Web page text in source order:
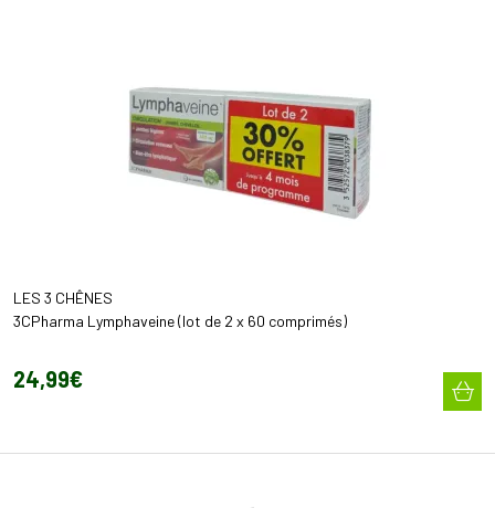
LES 3 CHÊNES
3CPharma Lymphaveine (lot de 2 x 60 comprimés)
24,99€